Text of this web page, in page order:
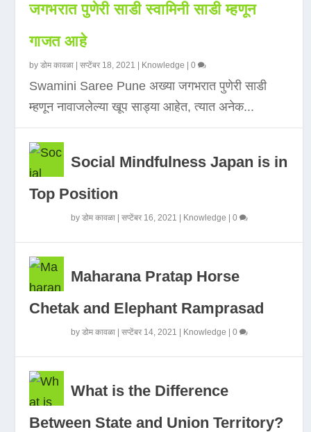
जगभरात पुणेरी साडी स्वामिनी साडी म्हणून
गाजत आहे
byडोम कावळा |सप्टेंबर 18, 2021 Knowledge |0
Swamini Saree Pune अख्या जगभरात पुणेरी साडी
म्हणून नावाजलेल्या खूप साड्या आहेत, त्यात अनेक...
Social Mindfulness Japan is in
Top Position
byडोम कावळा |सप्टेंबर 16, 2021 Knowledge |0
Maharana Pratap Horse
Chetak and Elephant Ramprasad
byडोम कावळा |सप्टेंबर 14, 2021 Knowledge |0
What is the Difference
Between State and Union Territory?